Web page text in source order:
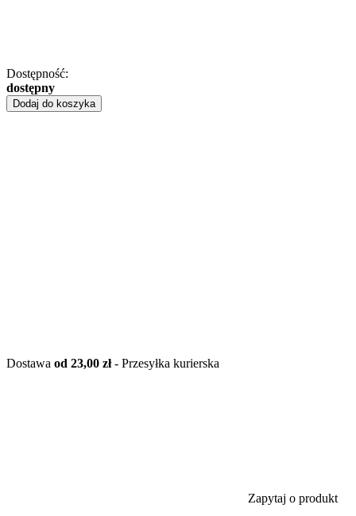
Dostępność:
dostępny
Dodaj do koszyka
Dostawa od 23,00 zł- Przesyłka kurierska
Zapytaj o produkt